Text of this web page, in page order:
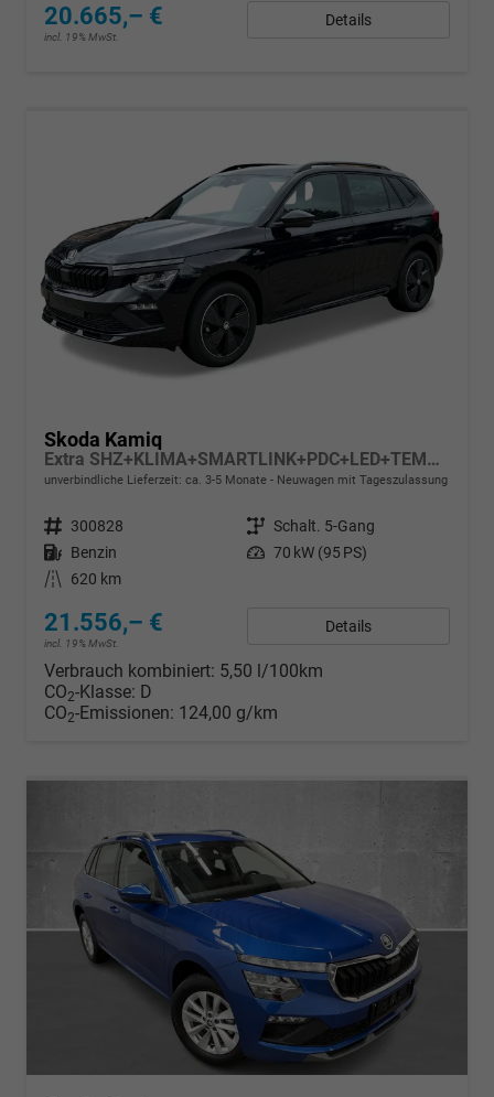
20.665,– €
incl. 19% MwSt.
Details
Skoda Kamiq
Extra SHZ+KLIMA+SMARTLINK+PDC+LED+TEMPOMAT
unverbindliche Lieferzeit: ca. 3-5 Monate Neuwagen mit Tageszulassung
Fahrzeugnr. 300828 Getriebe Schalt. 5-Gang
Kraftstoff Benzin Leistung 70 kW (95 PS)
Kilometerstand
620 km
21.556,– €
incl. 19% MwSt.
Details
Verbrauch kombiniert: 5,50 l/100km
CO2-Klasse: D
CO2-Emissionen: 124,00 g/km